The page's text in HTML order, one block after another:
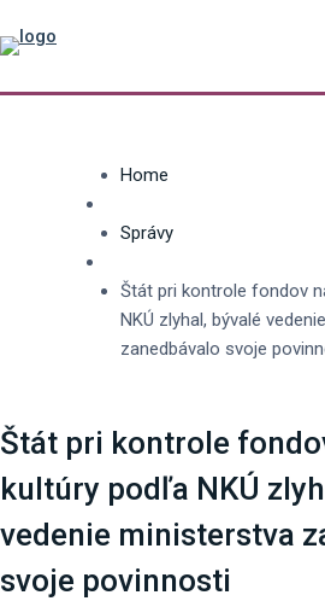
Home
Správy
Štát pri kontrole fondov
NKÚ zlyhal, bývalé
zanedbávalo svoje
Štát pri kontrole
kultúry podľa NKÚ
vedenie ministerstva
svoje povinnosti